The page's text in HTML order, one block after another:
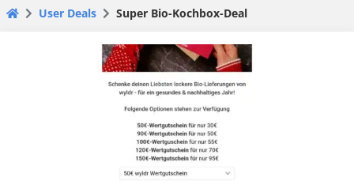
User Deals Super Bio-Kochbox-Deal